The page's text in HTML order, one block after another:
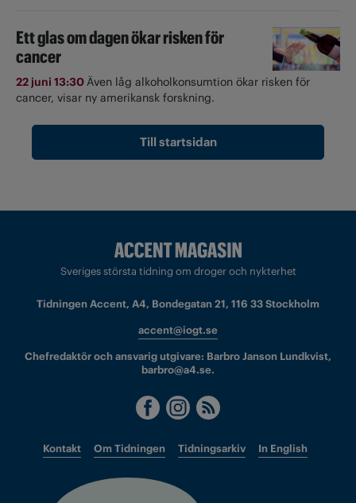
Ett glas om dagen ökar risken för
cancer
22 juni 13:30 Även låg alkoholkonsumtion ökar risken för
cancer, visar ny amerikansk forskning.
Till startsidan
Sveriges största tidning om droger och nykterhet
Tidningen Accent, A4, Bondegatan 21, 116 33 Stockholm
accent@iogt.se
Chefredaktör och ansvarig utgivare: Barbro Janson Lundkvist,
barbro@a4.se.
Kontakt Om Tidningen Tidningsarkiv In English